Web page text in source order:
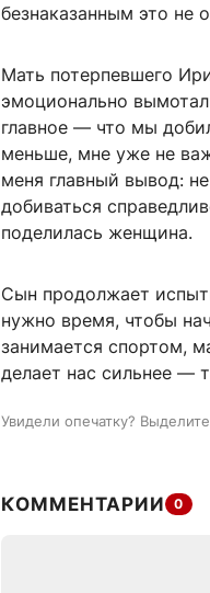
безнаказанным это не
Мать потерпевшего
эмоционально
главное — что мы
меньше, мне уже не
меня главный вывод:
добиваться
поделилась женщина.
Сын продолжает
нужно время, чтобы
занимается спортом,
делает нас сильнее —
Увидели опечатку?
КОММЕНТАРИИ 0